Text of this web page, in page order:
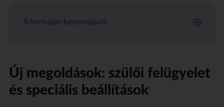
A korhatár-besorolásról
előírt kötelessége elvégezni a közvetített
tartalmak korhatár-besorolását a
Médiatanács egységes klasszifikációs
Új megoldások: szülői felügyelet
és speciális beállítások